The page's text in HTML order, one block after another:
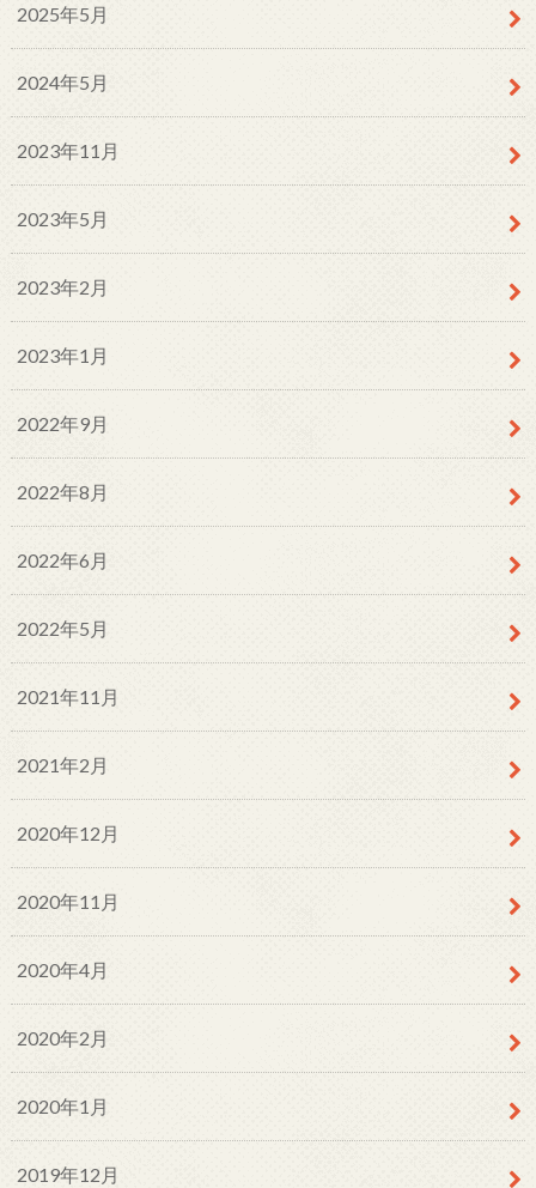
2025年5月
2024年5月
2023年11月
2023年5月
2023年2月
2023年1月
2022年9月
2022年8月
2022年6月
2022年5月
2021年11月
2021年2月
2020年12月
2020年11月
2020年4月
2020年2月
2020年1月
2019年12月